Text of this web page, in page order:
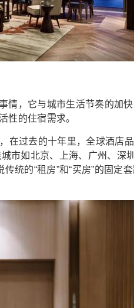
情，它与城市生活节奏的加
性的住宿需求。
在过去的十年里，全球酒店
市如北京、上海、广州、深
统的“租房”和“买房”的固定